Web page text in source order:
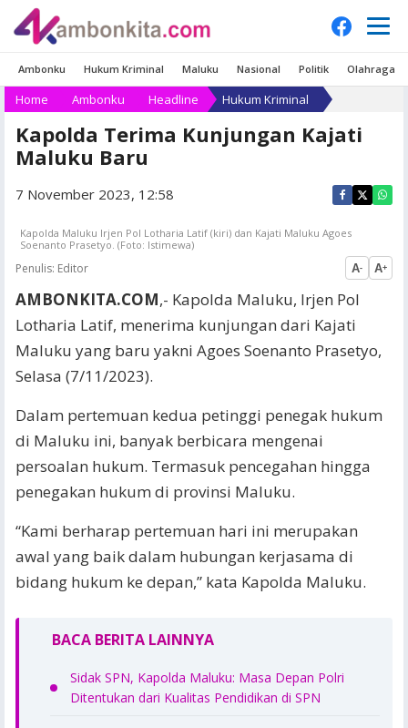
Ambonku Hukum Kriminal Maluku Nasional Politik Olahraga
Home Ambonku Headline Hukum Kriminal
Kapolda Terima Kunjungan Kajati
Maluku Baru
7 November 2023, 12:58
Kapolda Maluku Irjen Pol Lotharia Latif (kiri) dan Kajati Maluku Agoes
Soenanto Prasetyo. (Foto: Istimewa)
Penulis: Editor A- A+
AMBONKITA.COM,- Kapolda Maluku, Irjen Pol
Lotharia Latif, menerima kunjungan dari Kajati
Maluku yang baru yakni Agoes Soenanto Prasetyo,
Selasa (7/11/2023).
Dalam pertemuan kedua petinggi penegak hukum
di Maluku ini, banyak berbicara mengenai
persoalan hukum. Termasuk pencegahan hingga
penegakan hukum di provinsi Maluku.
“Kami berharap pertemuan hari ini merupakan
awal yang baik dalam hubungan kerjasama di
bidang hukum ke depan,” kata Kapolda Maluku.
BACA BERITA LAINNYA
Sidak SPN, Kapolda Maluku: Masa Depan Polri
Ditentukan dari Kualitas Pendidikan di SPN